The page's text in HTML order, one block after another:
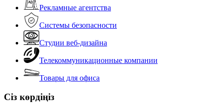
Рекламные агентства
Системы безопасности
Студии веб-дизайна
Телекоммуникационные компании
Товары для офиса
Сіз көрдіңіз